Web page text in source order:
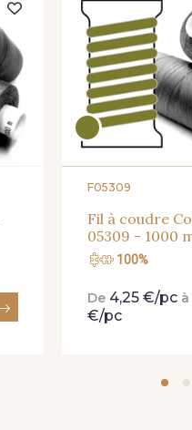
F05309
Fil à coudre
05309 - 1000
100%
De 4,25 €/pc à
€/pc